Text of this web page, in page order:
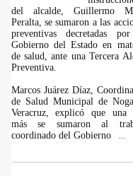
del alcalde, Guillermo
Peralta, se sumaron a las
preventivas decretadas
Gobierno del Estado en
de salud, ante una Tercera
Preventiva.
Marcos Juárez Díaz,
de Salud Municipal de
Veracruz, explicó que una
más se sumaron al
coordinado del Gobierno